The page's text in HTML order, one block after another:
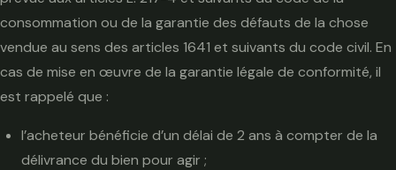
consommation ou de la garantie des défauts de la chose
vendue au sens des articles 1641 et suivants du code civil. En
cas de mise en œuvre de la garantie légale de conformité, il
est rappelé que :
l’acheteur bénéficie d’un délai de 2 ans à compter de la
délivrance du bien pour agir ;